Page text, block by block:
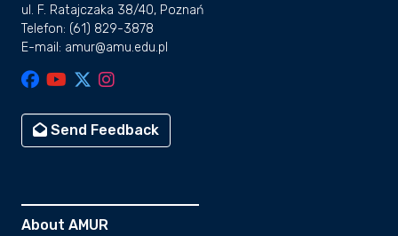
ul. F. Ratajczaka 38/40, Poznań
Telefon: (61) 829-3878
E-mail: amur@amu.edu.pl
Send Feedback
About AMUR